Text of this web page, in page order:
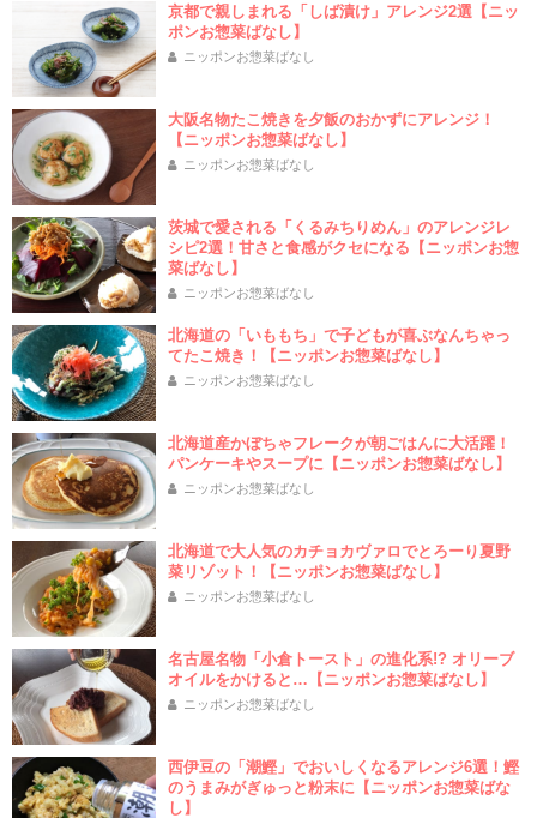
京都で親しまれる「しば漬け」アレンジ2選【ニッ
ポンお惣菜ばなし】
ニッポンお惣菜ばなし
大阪名物たこ焼きを夕飯のおかずにアレンジ！
【ニッポンお惣菜ばなし】
ニッポンお惣菜ばなし
茨城で愛される「くるみちりめん」のアレンジレ
シピ2選！甘さと食感がクセになる【ニッポンお惣
菜ばなし】
ニッポンお惣菜ばなし
北海道の「いももち」で子どもが喜ぶなんちゃっ
てたこ焼き！【ニッポンお惣菜ばなし】
ニッポンお惣菜ばなし
北海道産かぼちゃフレークが朝ごはんに大活躍！
パンケーキやスープに【ニッポンお惣菜ばなし】
ニッポンお惣菜ばなし
北海道で大人気のカチョカヴァロでとろーり夏野
菜リゾット！【ニッポンお惣菜ばなし】
ニッポンお惣菜ばなし
名古屋名物「小倉トースト」の進化系!? オリーブ
オイルをかけると…【ニッポンお惣菜ばなし】
ニッポンお惣菜ばなし
西伊豆の「潮鰹」でおいしくなるアレンジ6選！鰹
のうまみがぎゅっと粉末に【ニッポンお惣菜ばな
し】